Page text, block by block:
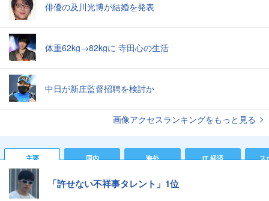
俳優の及川光博が結婚を発表
体重62kg→82kgに 寺田心の生活
中日が新庄監督招聘を検討か
画像アクセスランキングをもっと見る
主要 国内 海外 IT 経済 ス
「許せない不祥事タレント」1位